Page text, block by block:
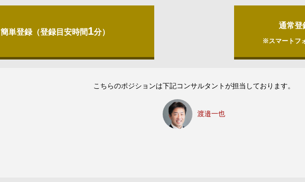
簡単登録（登録目安時間1分）
通常登
※スマートフ
こちらのポジションは下記コンサルタントが担当しております。
渡邉一也